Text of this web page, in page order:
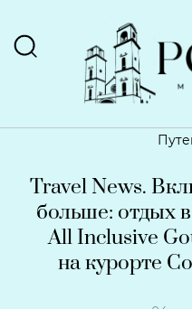
Travel News.
больше: отдых
All Inclusive
на курорте